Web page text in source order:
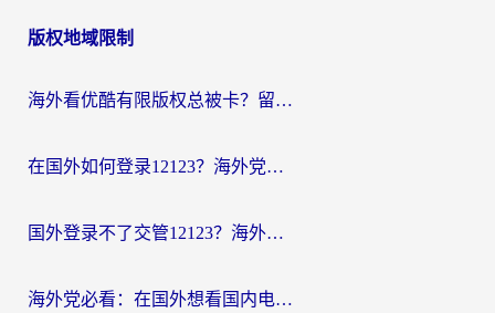
版权地域限制
海外看优酷有限版权总被卡？留学生亲测有效的回国加速器选择指南
在国外如何登录12123？海外党必备的回国加速实用指南
国外登录不了交管12123？海外华人亲测有效的回国加速器选择指南
海外党必看：在国外想看国内电视剧用什么软件？3步解决地域限制